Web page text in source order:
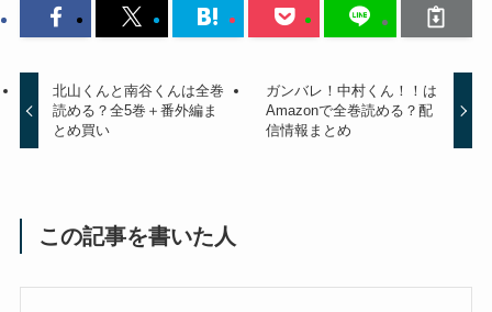
北山くんと南谷くんは全巻
読める？全5巻＋番外編ま
とめ買い
ガンバレ！中村くん！！は
Amazonで全巻読める？配
信情報まとめ
この記事を書いた人